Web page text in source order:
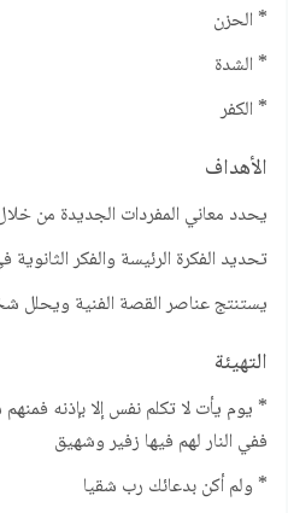
* الحزن
* الشدة
* الكفر
الأهداف
يحدد معاني المفردات الجديدة من
تحديد الفكرة الرئيسة والفكر الثانوية
يستنتج عناصر القصة الفنية ويحلل
التهيئة
* يوم يأت لا تكلم نفس إلا بإذنه
ففي النار لهم فيها زفير وشهيق
* ولم أكن بدعائك رب شقيا